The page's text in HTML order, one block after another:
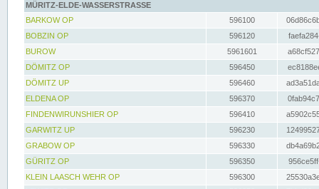
MÜRITZ-ELDE-WASSERSTRASSE
BARKOW OP
596100
BOBZIN OP
596120
BUROW
5961601
DÖMITZ OP
596450
DÖMITZ UP
596460
ELDENA OP
596370
FINDENWIRUNSHIER OP
596410
GARWITZ UP
596230
GRABOW OP
596330
GÜRITZ OP
596350
KLEIN LAASCH WEHR OP
596300